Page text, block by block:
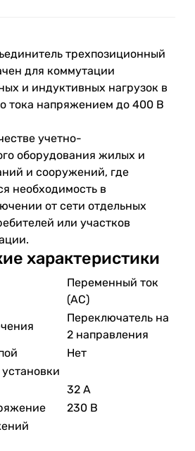
трехпозиционный
для коммутации
и индуктивных нагрузок в
тока напряжением до 400 В
учетно-
оборудования жилых и
и сооружений, где
необходимость в
от сети отдельных
или участков
характеристики
Переменный ток
(AC)
Переключатель на
2 направления
Нет
32 А
230 В